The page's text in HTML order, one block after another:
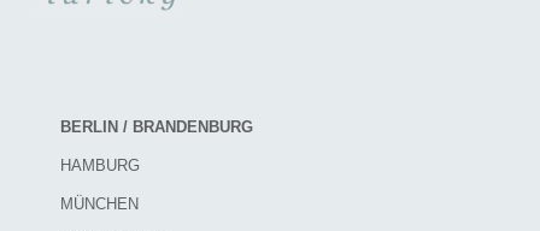
BERLIN / BRANDENBURG
HAMBURG
MÜNCHEN